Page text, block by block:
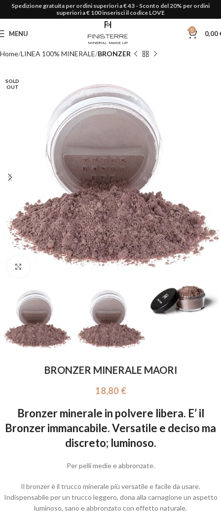
Spedizione gratuita per ordini superiori a € 43 - Sconto del 20% per ordini
superiori a € 100 inserisci il codice LOVE
MENU 0 0,00
Home LINEA 100% MINERALE BRONZER
SOLD
OUT
Click to enlarge
BRONZER MINERALE MAORI
18,80 €
Bronzer minerale in polvere libera. E’ il
Bronzer immancabile. Versatile e deciso ma
discreto; luminoso.
Per pelli medie e abbronzate.
Il bronzer è il trucco minerale più versatile e facile da usare.
Indispensabile per un trucco leggero, dona alla carnagione un aspetto
luminoso, sano e abbronzato con effetto naturale.